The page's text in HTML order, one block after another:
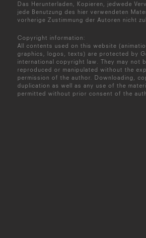
Das Herunterladen, Kopieren, jedwede
jede Benutzung des hier verwendeten
vorherige Zustimmung der Autoren nicht
Copyright information:
All contents used on this website
graphics, logos, texts) are protected by
international copyright law. They may not
reproduced or manipulated without the
permission of the author. Downloading,
duplication as well as any use of the
permitted without prior consent of the